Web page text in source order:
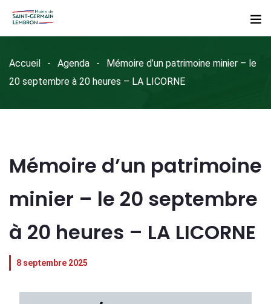
Accueil Agenda
Mémoire d’un patrimoine minier – le
20 septembre à 20 heures – LA LICORNE
Mémoire d’un patrimoine
minier – le 20 septembre
à 20 heures – LA LICORNE
8 septembre 2025